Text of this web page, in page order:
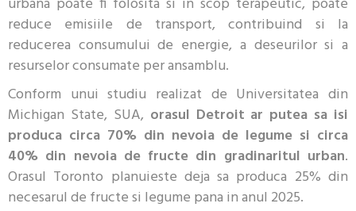
reduce emisiile de transport, contribuind si la
reducerea consumului de energie, a deseurilor si a
resurselor consumate per ansamblu.
Conform unui studiu realizat de Universitatea din
Michigan State, SUA, orasul Detroit ar putea sa isi
produca circa 70% din nevoia de legume si circa
40% din nevoia de fructe din gradinaritul urban.
Orasul Toronto planuieste deja sa produca 25% din
necesarul de fructe si legume pana in anul 2025.